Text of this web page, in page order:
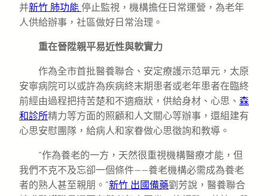
并新竹 肺功能 停止監視，機構擔任日常運營，為老年
人供給辦事，社區做好日常治理。
重在晉陞親平易近性與軟實力
作為全市首批醫養聯合、安定療護示范單元，太原
安寧病院可以或許為疾病終末期患者或老年患者在臨終
前經由過程把持苦楚和不適癥狀，供給身材、心思、 森
和診所精力等方面的照顧和人文關心等辦事，還組建有
心思安慰團隊，給病人和家眷做心思徵詢和教導。
“作為養老的一方，天然很重視機構醫療才能，但
我們不克不及忘卻一個條件——養老機構必需成為養老
者的熟人甚至親朋。”新竹 出國備藥劉芳說，醫養聯合